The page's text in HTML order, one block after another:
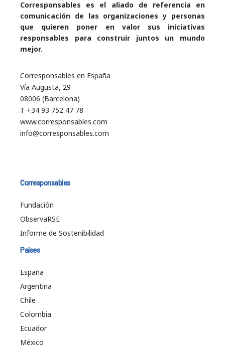
Corresponsables es el aliado de referencia en
comunicación de las organizaciones y personas
que quieren poner en valor sus iniciativas
responsables para construir juntos un mundo
mejor.
Corresponsables en España
Vía Augusta, 29
08006 (Barcelona)
T +34 93 752 47 78
www.corresponsables.com
info@corresponsables.com
Corresponsables
Fundación
ObservaRSE
Informe de Sostenibilidad
Países
España
Argentina
Chile
Colombia
Ecuador
México